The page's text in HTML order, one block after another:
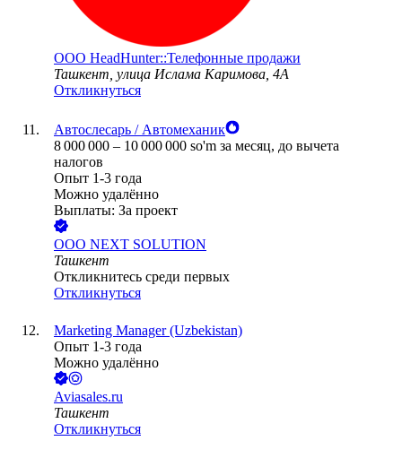
ООО HeadHunter::Телефонные продажи
Ташкент, улица Ислама Каримова, 4А
Откликнуться
Автослесарь / Автомеханик
8 000 000 – 10 000 000 so'm за месяц, до вычета
налогов
Опыт 1-3 года
Можно удалённо
Выплаты: За проект
ООО NEXT SOLUTION
Ташкент
Откликнитесь среди первых
Откликнуться
Marketing Manager (Uzbekistan)
Опыт 1-3 года
Можно удалённо
Aviasales.ru
Ташкент
Откликнуться